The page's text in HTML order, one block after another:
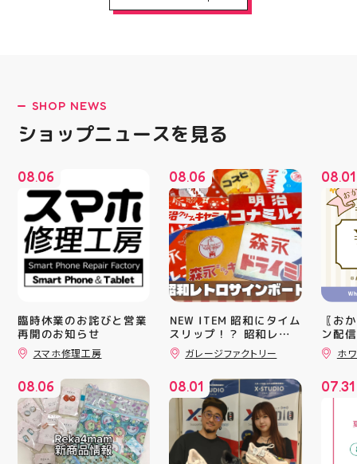
SHOP NEWS
ショップニュースを見る
08.06
臨時休業のお詫びと営業
再開のお知らせ
スマホ修理工房
08.06
08.06
️NEW ITEM️ 昭和にタイム
スリップ！？ 昭和レト
ロサインボード大量入荷
しました！ 今回はお菓
お部屋に飾ればバッチグ
ー #昭和レトロ #アティ
郡山 #福島県 #郡山駅前
#郡山市
ガレージファクトリー
08.01
08.01
〖お
ン配
ッパ
￥
ーポ
ース
です
りの
ので
ホ
07.31